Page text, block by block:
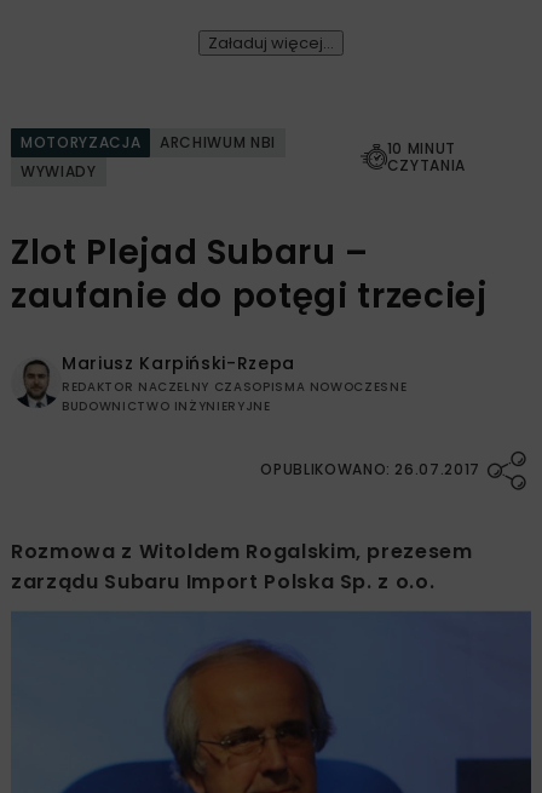
Załaduj więcej...
MOTORYZACJA
ARCHIWUM NBI
WYWIADY
10 MINUT
CZYTANIA
Zlot Plejad Subaru –
zaufanie do potęgi trzeciej
Mariusz Karpiński-Rzepa
REDAKTOR NACZELNY CZASOPISMA NOWOCZESNE
BUDOWNICTWO INŻYNIERYJNE
OPUBLIKOWANO: 26.07.2017
Rozmowa z Witoldem Rogalskim, prezesem
zarządu Subaru Import Polska Sp. z o.o.